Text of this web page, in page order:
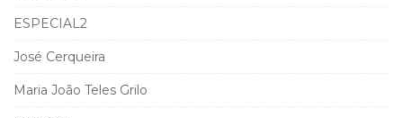
ESPECIAL2
José Cerqueira
Maria João Teles Grilo